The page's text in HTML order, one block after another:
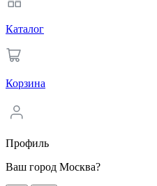
Каталог
Корзина
Профиль
Ваш город Москва?